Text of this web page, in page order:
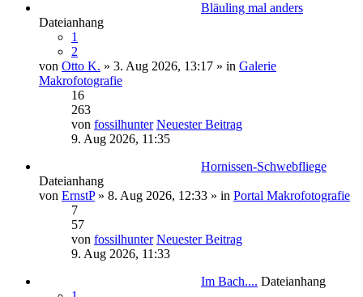
Bläuling mal anders
Dateianhang
1
2
von Otto K. » 3. Aug 2026, 13:17 » in Galerie
Makrofotografie
16
263
von fossilhunter Neuester Beitrag
9. Aug 2026, 11:35
Hornissen-Schwebfliege
Dateianhang
von ErnstP» 8. Aug 2026, 12:33 » in Portal Makrofotografie
7
57
von fossilhunter Neuester Beitrag
9. Aug 2026, 11:33
Im Bach.... Dateianhang